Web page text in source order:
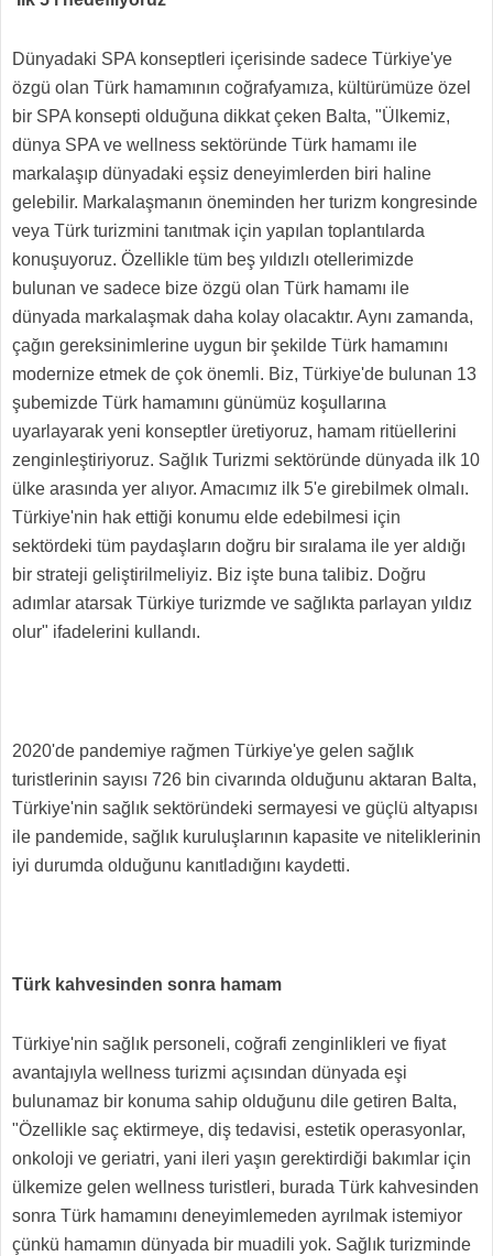
Dünyadaki SPA konseptleri içerisinde sadece Türkiye'ye
özgü olan Türk hamamının coğrafyamıza, kültürümüze özel
bir SPA konsepti olduğuna dikkat çeken Balta, "Ülkemiz,
dünya SPA ve wellness sektöründe Türk hamamı ile
markalaşıp dünyadaki eşsiz deneyimlerden biri haline
gelebilir. Markalaşmanın öneminden her turizm kongresinde
veya Türk turizmini tanıtmak için yapılan toplantılarda
konuşuyoruz. Özellikle tüm beş yıldızlı otellerimizde
bulunan ve sadece bize özgü olan Türk hamamı ile
dünyada markalaşmak daha kolay olacaktır. Aynı zamanda,
çağın gereksinimlerine uygun bir şekilde Türk hamamını
modernize etmek de çok önemli. Biz, Türkiye'de bulunan 13
şubemizde Türk hamamını günümüz koşullarına
uyarlayarak yeni konseptler üretiyoruz, hamam ritüellerini
zenginleştiriyoruz. Sağlık Turizmi sektöründe dünyada ilk 10
ülke arasında yer alıyor. Amacımız ilk 5'e girebilmek olmalı.
Türkiye'nin hak ettiği konumu elde edebilmesi için
sektördeki tüm paydaşların doğru bir sıralama ile yer aldığı
bir strateji geliştirilmeliyiz. Biz işte buna talibiz. Doğru
adımlar atarsak Türkiye turizmde ve sağlıkta parlayan yıldız
olur" ifadelerini kullandı.
2020'de pandemiye rağmen Türkiye'ye gelen sağlık
turistlerinin sayısı 726 bin civarında olduğunu aktaran Balta,
Türkiye'nin sağlık sektöründeki sermayesi ve güçlü altyapısı
ile pandemide, sağlık kuruluşlarının kapasite ve niteliklerinin
iyi durumda olduğunu kanıtladığını kaydetti.
Türk kahvesinden sonra hamam
Türkiye'nin sağlık personeli, coğrafi zenginlikleri ve fiyat
avantajıyla wellness turizmi açısından dünyada eşi
bulunamaz bir konuma sahip olduğunu dile getiren Balta,
"Özellikle saç ektirmeye, diş tedavisi, estetik operasyonlar,
onkoloji ve geriatri, yani ileri yaşın gerektirdiği bakımlar için
ülkemize gelen wellness turistleri, burada Türk kahvesinden
sonra Türk hamamını deneyimlemeden ayrılmak istemiyor
çünkü hamamın dünyada bir muadili yok. Sağlık turizminde